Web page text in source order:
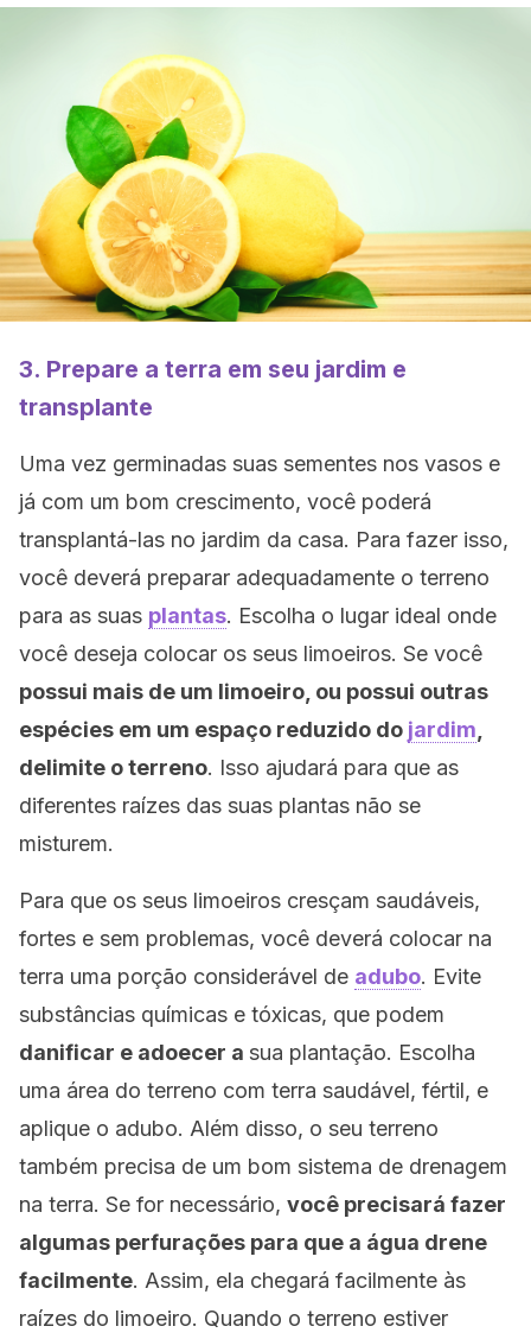
3. Prepare a terra em seu jardim e
transplante
Uma vez germinadas suas sementes nos vasos e
já com um bom crescimento, você poderá
transplantá-las no jardim da casa. Para fazer isso,
você deverá preparar adequadamente o terreno
para as suas plantas. Escolha o lugar ideal onde
você deseja colocar os seus limoeiros. Se você
possui mais de um limoeiro, ou possui outras
espécies em um espaço reduzido do jardim
delimite o terreno. Isso ajudará para que as
diferentes raízes das suas plantas não se
misturem.
Para que os seus limoeiros cresçam saudáveis,
fortes e sem problemas, você deverá colocar na
terra uma porção considerável de adubo. Evite
substâncias químicas e tóxicas, que podem
danificar e adoecer a sua plantação. Escolha
uma área do terreno com terra saudável, fértil, e
aplique o adubo. Além disso, o seu terreno
também precisa de um bom sistema de drenagem
na terra. Se for necessário, você precisará fazer
algumas perfurações para que a água drene
facilmente. Assim, ela chegará facilmente às
raízes do limoeiro. Quando o terreno estiver